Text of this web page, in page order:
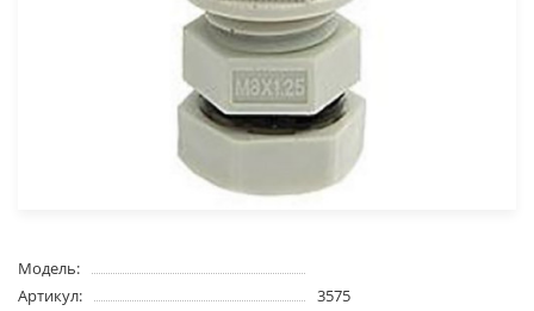
Модель:
Артикул:
3575